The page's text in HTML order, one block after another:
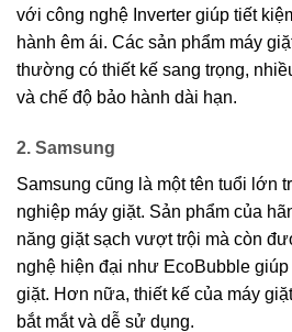
với công nghệ Inverter giúp tiết
hành êm ái. Các sản phẩm máy
thường có thiết kế sang trọng,
và chế độ bảo hành dài hạn.
2. Samsung
Samsung cũng là một tên tuổi lớn
nghiệp máy giặt. Sản phẩm của
năng giặt sạch vượt trội mà còn
nghệ hiện đại như EcoBubble
giặt. Hơn nữa, thiết kế của máy
bắt mắt và dễ sử dụng.